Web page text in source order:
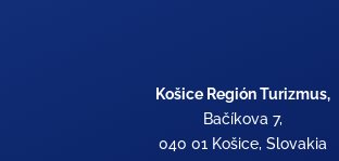
Košice Región Turizmus,
Bačíkova 7,
040 01 Košice, Slovakia